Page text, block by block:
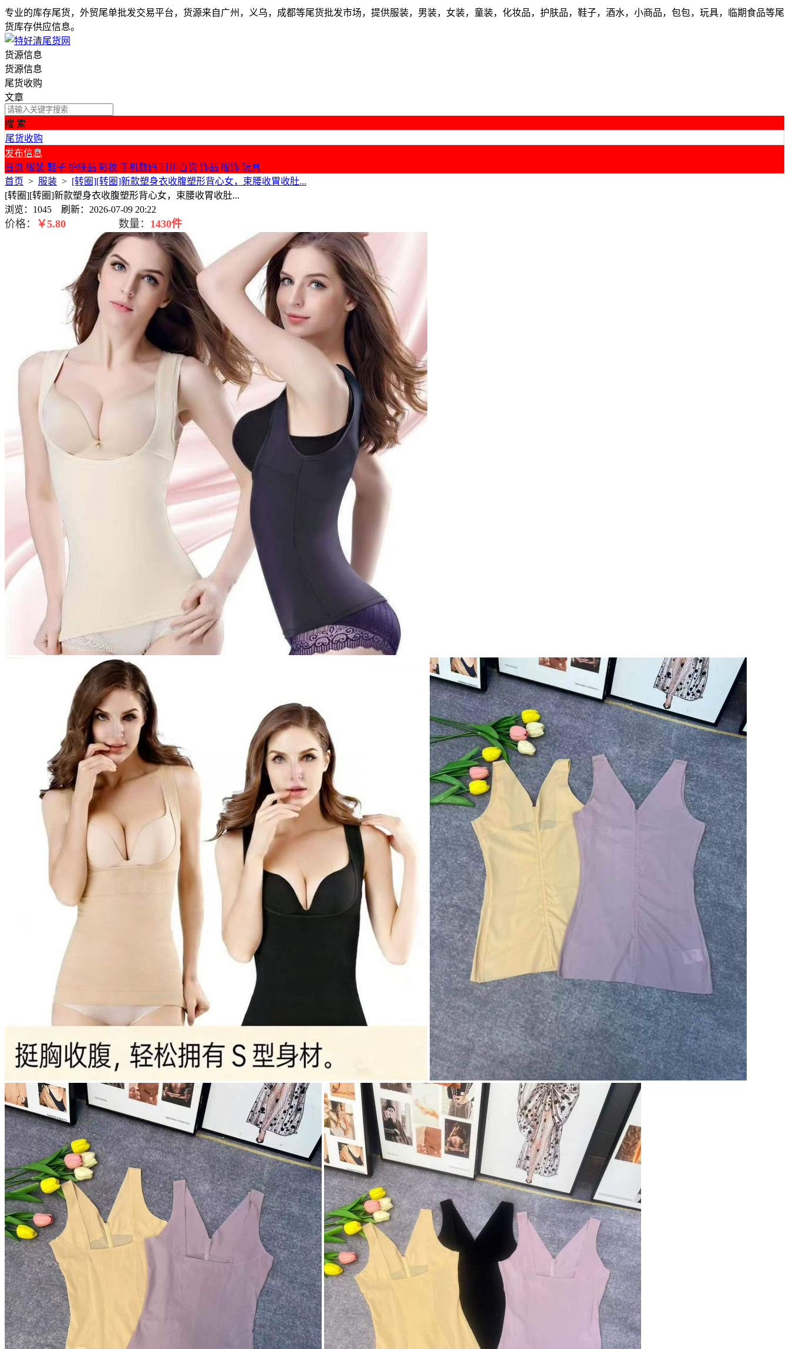
专业的库存尾货，外贸尾单批发交易平台，货源来自广州，义乌，成都等尾货批发市场，提供服装，男装，女装，童装，化妆品，护肤品，鞋子，酒水，小商品，包包，玩具，临期食品等尾
货库存供应信息。
货源信息
货源信息
尾货收购
文章
搜 索
尾货收购
发布信息
首页 服装 鞋子 护肤品 彩妆 手机数码 日用百货 饰品 服饰 玩具
首页 > 服装 > [转圈][转圈]新款塑身衣收腹塑形背心女，束腰收胃收肚...
[转圈][转圈]新款塑身衣收腹塑形背心女，束腰收胃收肚...
浏览：1045 刷新：2026-07-09 20:22
价格： ￥5.80 数量： 1430件